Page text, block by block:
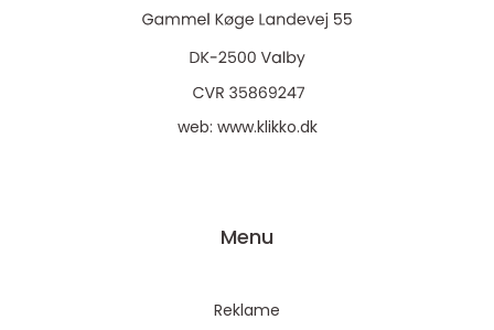
web: www.klikko.dk
Menu
Reklame